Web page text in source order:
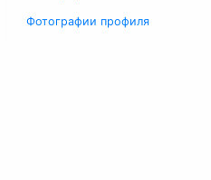
Фотографии профиля